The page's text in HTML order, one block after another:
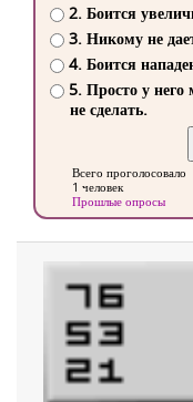
2. Боится
3. Никому не
4. Боится
5. Просто у него
не сделать.
Всего проголосовало
1 человек
Прошлые опросы